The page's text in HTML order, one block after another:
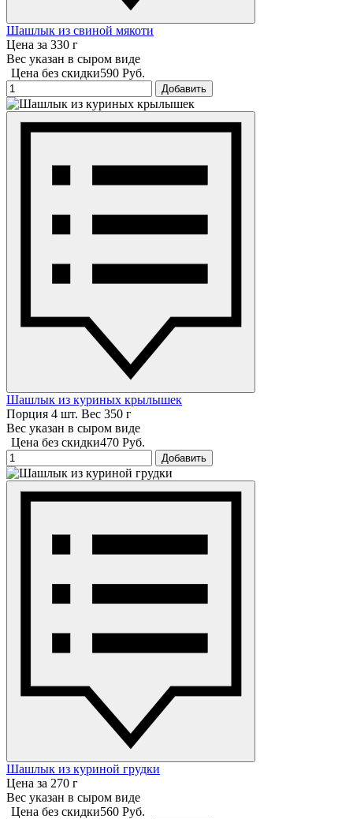
Шашлык из свиной мякоти
Цена за 330 г
Вес указан в сыром виде
Цена без скидки590 Руб.
Добавить
Шашлык из куриных крылышек
Порция 4 шт. Вес 350 г
Вес указан в сыром виде
Цена без скидки470 Руб.
Добавить
Шашлык из куриной грудки
Цена за 270 г
Вес указан в сыром виде
Цена без скидки560 Руб.